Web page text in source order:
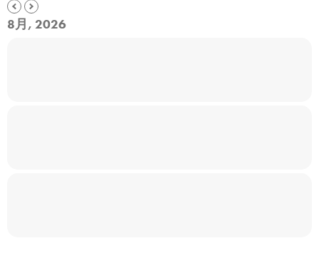
8月, 2026